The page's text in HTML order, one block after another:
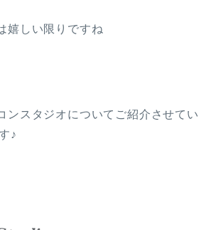
嬉しい限りですね
ンスタジオについてご紹介させてい
♪